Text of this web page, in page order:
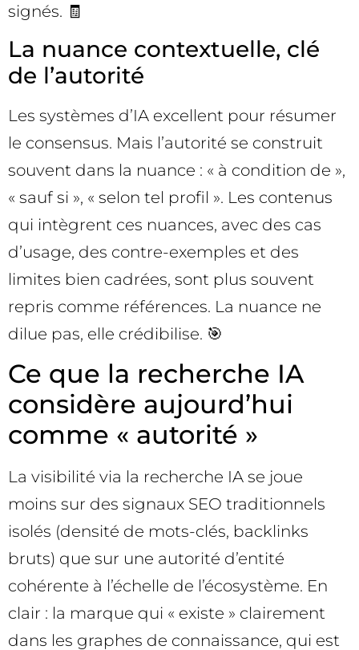
signés. 🧾
La nuance contextuelle, clé
de l’autorité
Les systèmes d’IA excellent pour résumer
le consensus. Mais l’autorité se construit
souvent dans la nuance : « à condition de »,
« sauf si », « selon tel profil ». Les contenus
qui intègrent ces nuances, avec des cas
d’usage, des contre-exemples et des
limites bien cadrées, sont plus souvent
repris comme références. La nuance ne
dilue pas, elle crédibilise. 🎯
Ce que la recherche IA
considère aujourd’hui
comme « autorité »
La visibilité via la recherche IA se joue
moins sur des signaux SEO traditionnels
isolés (densité de mots-clés, backlinks
bruts) que sur une autorité d’entité
cohérente à l’échelle de l’écosystème. En
clair : la marque qui « existe » clairement
dans les graphes de connaissance, qui est